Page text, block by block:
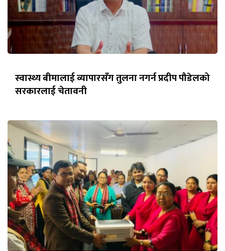
स्वास्थ्य बीमालाई व्यापारसँग तुलना नगर्न प्रदीप पौडेलको
सरकारलाई चेतावनी